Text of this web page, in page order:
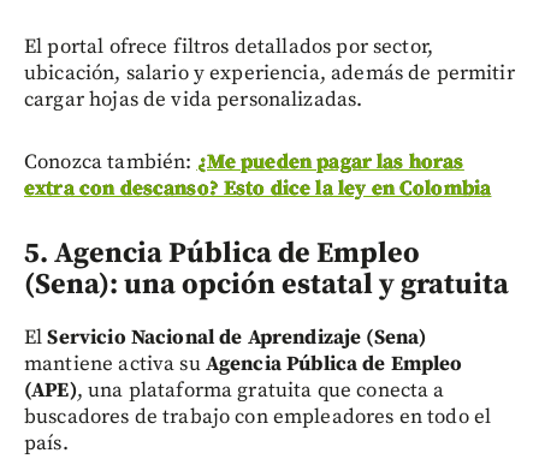
El portal ofrece filtros detallados por sector,
ubicación, salario y experiencia, además de permitir
cargar hojas de vida personalizadas.
Conozca también: ¿Me pueden pagar las horas
extra con descanso? Esto dice la ley en Colombia
5. Agencia Pública de Empleo
(Sena): una opción estatal y gratuita
ElServicio Nacional de Aprendizaje (Sena)
mantiene activa suAgencia Pública de Empleo
(APE), una plataforma gratuita que conecta a
buscadores de trabajo con empleadores en todo el
país.